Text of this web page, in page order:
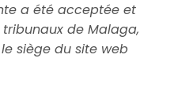
a été acceptée et
de Malaga,
siège du site web